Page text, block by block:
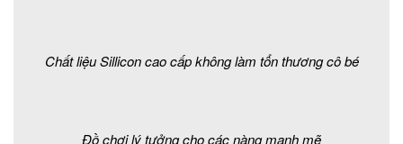
Chất liệu Sillicon cao cấp không làm tổn thương cô bé
Đồ chơi lý tưởng cho các nàng mạnh mẽ